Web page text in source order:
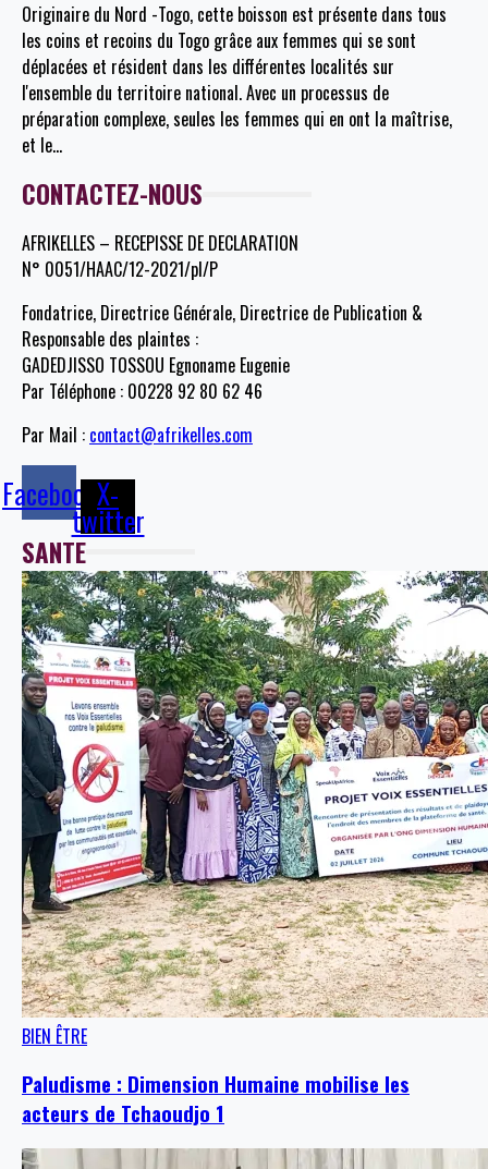
Originaire du Nord -Togo, cette boisson est présente dans tous
les coins et recoins du Togo grâce aux femmes qui se sont
déplacées et résident dans les différentes localités sur
l'ensemble du territoire national. Avec un processus de
préparation complexe, seules les femmes qui en ont la maîtrise,
et le…
CONTACTEZ-NOUS
AFRIKELLES – RECEPISSE DE DECLARATION
N° 0051/HAAC/12-2021/pl/P
Fondatrice, Directrice Générale, Directrice de Publication &
Responsable des plaintes :
GADEDJISSO TOSSOU Egnoname Eugenie
Par Téléphone : 00228 92 80 62 46
Par Mail : contact@afrikelles.com
FacebookX-
twitter
SANTE
BIEN ÊTRE
Paludisme : Dimension Humaine mobilise les
acteurs de Tchaoudjo 1